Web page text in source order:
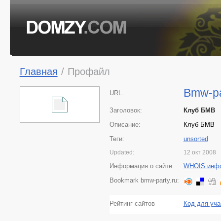
Главная / Профайл
URL: Bmw-
Заголовок:
Клуб БМВ
Описание:
Клуб БМВ
Теги:
unsorted
Updated: 12 окт 2008
Информация о сайте:
WHOIS
Bookmark bmw-party.ru:
Рейтинг сайтов Код для